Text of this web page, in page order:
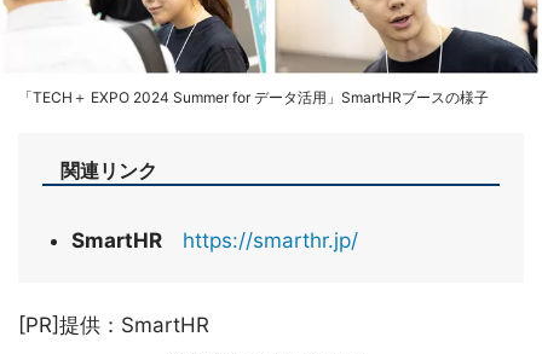
「TECH＋ EXPO 2024 Summer for データ活用」SmartHRブースの様子
関連リンク
SmartHR https://smarthr.jp/
[PR]提供：SmartHR